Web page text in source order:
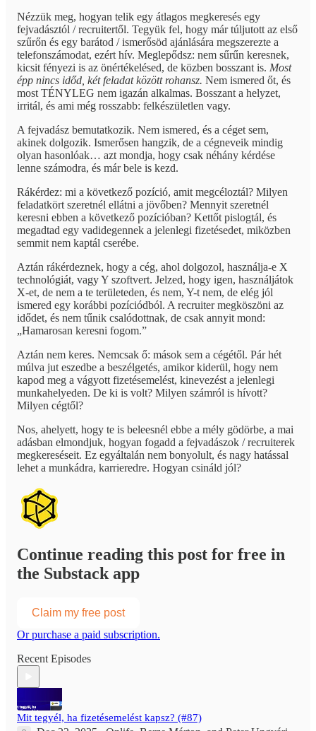
Nézzük meg, hogyan telik egy átlagos megkeresés egy
fejvadásztól / recruitertől. Tegyük fel, hogy már túljutott az első
szűrőn és egy barátod / ismerősöd ajánlására megszerezte a
telefonszámodat, ezért hív. Meglepődsz: nem sűrűn keresnek,
kicsit fényezi is az önértékelésed, de közben bosszant is. Most
épp nincs időd, két feladat között rohansz. Nem ismered őt, és
most TÉNYLEG nem igazán alkalmas. Bosszant a helyzet,
irritál, és ami még rosszabb: felkészületlen vagy.
A fejvadász bemutatkozik. Nem ismered, és a céget sem,
akinek dolgozik. Ismerősen hangzik, de a cégneveik mindig
olyan hasonlóak… azt mondja, hogy csak néhány kérdése
lenne számodra, és már bele is kezd.
Rákérdez: mi a következő pozíció, amit megcéloztál? Milyen
feladatkört szeretnél ellátni a jövőben? Mennyit szeretnél
keresni ebben a következő pozícióban? Kettőt pislogtál, és
megadtad egy vadidegennek a jelenlegi fizetésedet, miközben
semmit nem kaptál cserébe.
Aztán rákérdeznek, hogy a cég, ahol dolgozol, használja-e X
technológiát, vagy Y szoftvert. Jelzed, hogy igen, használjátok
X-et, de nem a te területeden, és nem, Y-t nem, de elég jól
ismered egy korábbi pozíciódból. A recruiter megköszöni az
idődet, és nem tűnik csalódottnak, de csak annyit mond:
„Hamarosan keresni fogom.”
Aztán nem keres. Nemcsak ő: mások sem a cégétől. Pár hét
múlva jut eszedbe a beszélgetés, amikor kiderül, hogy nem
kapod meg a vágyott fizetésemelést, kinevezést a jelenlegi
munkahelyeden. De ki is volt? Milyen számról is hívott?
Milyen cégtől?
Nos, ahelyett, hogy te is beleesnél ebbe a mély gödörbe, a mai
adásban elmondjuk, hogyan fogadd a fejvadászok / recruiterek
megkereséseit. Ez egyáltalán nem bonyolult, és nagy hatással
lehet a munkádra, karrieredre. Hogyan csináld jól?
Continue reading this post for free in
the Substack app
Claim my free post
Or purchase a paid subscription.
Recent Episodes
Mit tegyél, ha fizetésemelést kapsz? (#87)